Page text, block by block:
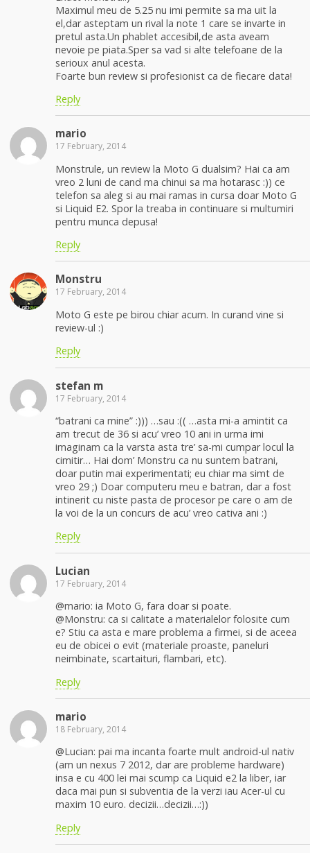
Maximul meu de 5.25 nu imi permite sa ma uit la
el,dar asteptam un rival la note 1 care se invarte in
pretul asta.Un phablet accesibil,de asta aveam
nevoie pe piata.Sper sa vad si alte telefoane de la
serioux anul acesta.
Foarte bun review si profesionist ca de fiecare data!
Reply
mario
17 February, 2014
Monstrule, un review la Moto G dualsim? Hai ca am
vreo 2 luni de cand ma chinui sa ma hotarasc :)) ce
telefon sa aleg si au mai ramas in cursa doar Moto G
si Liquid E2. Spor la treaba in continuare si multumiri
pentru munca depusa!
Reply
Monstru
17 February, 2014
Moto G este pe birou chiar acum. In curand vine si
review-ul :)
Reply
stefan m
17 February, 2014
“batrani ca mine” :))) …sau :(( …asta mi-a amintit ca
am trecut de 36 si acu’ vreo 10 ani in urma imi
imaginam ca la varsta asta tre’ sa-mi cumpar locul la
cimitir… Hai dom’ Monstru ca nu suntem batrani,
doar putin mai experimentati; eu chiar ma simt de
vreo 29 ;) Doar computeru meu e batran, dar a fost
intinerit cu niste pasta de procesor pe care o am de
la voi de la un concurs de acu’ vreo cativa ani :)
Reply
Lucian
17 February, 2014
@mario: ia Moto G, fara doar si poate.
@Monstru: ca si calitate a materialelor folosite cum
e? Stiu ca asta e mare problema a firmei, si de aceea
eu de obicei o evit (materiale proaste, paneluri
neimbinate, scartaituri, flambari, etc).
Reply
mario
18 February, 2014
@Lucian: pai ma incanta foarte mult android-ul nativ
(am un nexus 7 2012, dar are probleme hardware)
insa e cu 400 lei mai scump ca Liquid e2 la liber, iar
daca mai pun si subventia de la verzi iau Acer-ul cu
maxim 10 euro. decizii…decizii…:))
Reply